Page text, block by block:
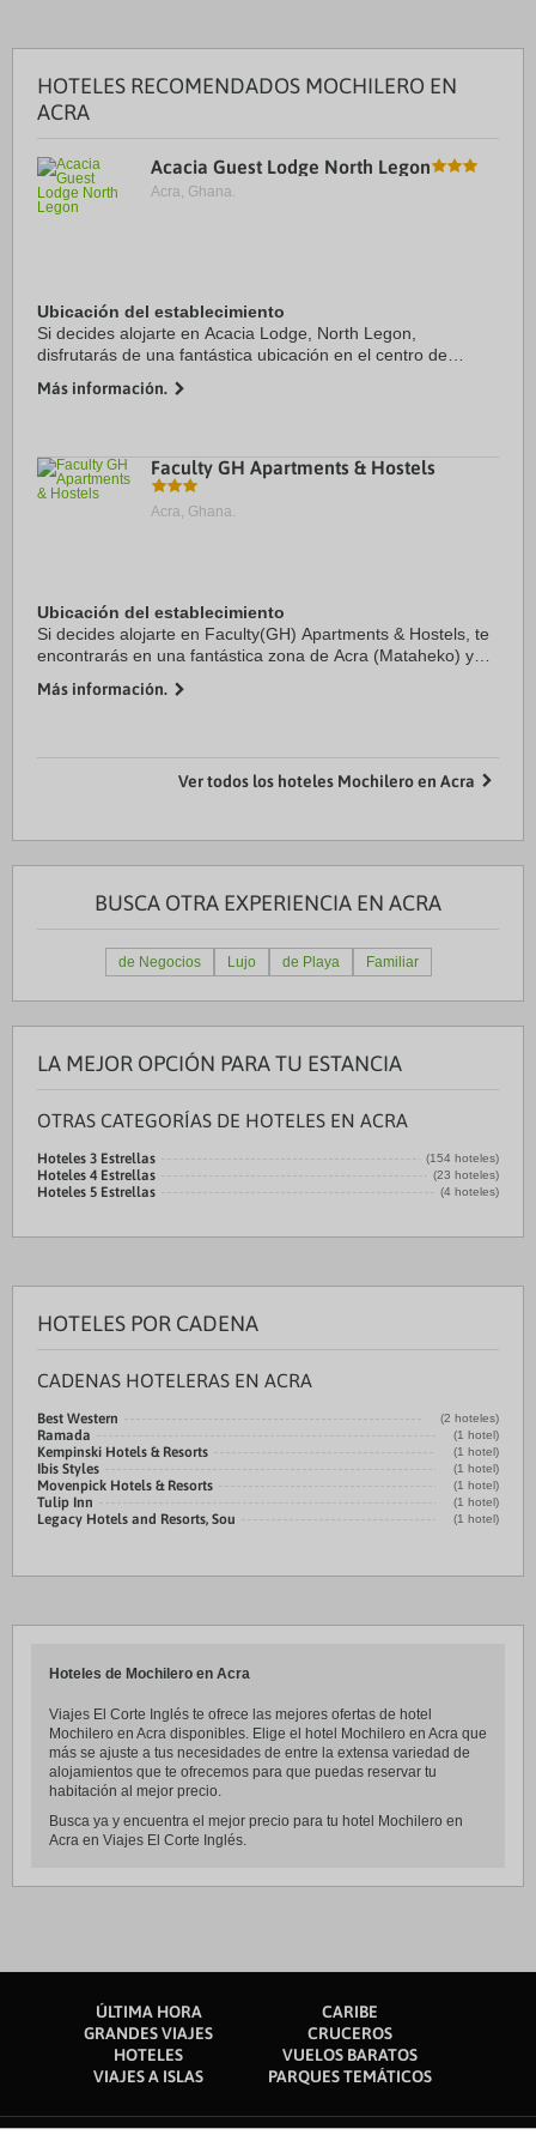
HOTELES RECOMENDADOS MOCHILERO EN
ACRA
Acacia Guest Lodge North Legon
Acra, Ghana.
Ubicación del establecimiento
Si decides alojarte en Acacia Lodge, North Legon,
disfrutarás de una fantástica ubicación en el centro de
Centro comercial Achimota Mall y Jardines ...
Más información.
Faculty GH Apartments & Hostels
Acra, Ghana.
Ubicación del establecimiento
Si decides alojarte en Faculty(GH) Apartments & Hostels, te
encontrarás en una fantástica zona de Acra (Mataheko) y
comercial Achimota Mall y Accra Mall ...
Más información.
Ver todos los hoteles Mochilero en Acra
BUSCA OTRA EXPERIENCIA EN ACRA
de Negocios Lujo de Playa Familiar
LA MEJOR OPCIÓN PARA TU ESTANCIA
OTRAS CATEGORÍAS DE HOTELES EN ACRA
Hoteles 3 Estrellas (154 hoteles)
Hoteles 4 Estrellas (23 hoteles)
Hoteles 5 Estrellas (4 hoteles)
HOTELES POR CADENA
CADENAS HOTELERAS EN ACRA
Best Western (2 hoteles)
Ramada (1 hotel)
Kempinski Hotels & Resorts (1 hotel)
Ibis Styles (1 hotel)
Movenpick Hotels & Resorts (1 hotel)
Tulip Inn (1 hotel)
Legacy Hotels and Resorts, Sou (1 hotel)
Hoteles de Mochilero en Acra
Viajes El Corte Inglés te ofrece las mejores ofertas de hotel
Mochilero en Acra disponibles. Elige el hotel Mochilero en Acra que
más se ajuste a tus necesidades de entre la extensa variedad de
alojamientos que te ofrecemos para que puedas reservar tu
habitación al mejor precio.
Busca ya y encuentra el mejor precio para tu hotel Mochilero en
Acra en Viajes El Corte Inglés.
ÚLTIMA HORA
CARIBE
GRANDES VIAJES
CRUCEROS
HOTELES
VUELOS BARATOS
VIAJES A ISLAS
PARQUES TEMÁTICOS